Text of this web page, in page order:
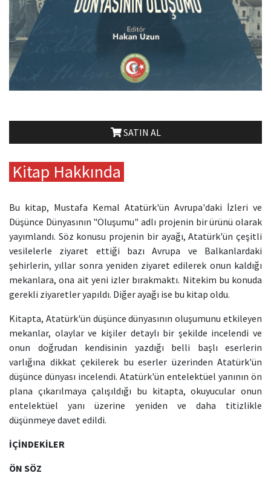
SATIN AL
Kitap Hakkında
Bu kitap, Mustafa Kemal Atatürk'ün Avrupa'daki İzleri ve
Düşünce Dünyasının "Oluşumu" adlı projenin bir ürünü olarak
yayımlandı. Söz konusu projenin bir ayağı, Atatürk'ün çeşitli
vesilelerle ziyaret ettiği bazı Avrupa ve Balkanlardaki
şehirlerin, yıllar sonra yeniden ziyaret edilerek onun kaldığı
mekanlara, ona ait yeni izler bırakmaktı. Nitekim bu konuda
gerekli ziyaretler yapıldı. Diğer ayağı ise bu kitap oldu.
Kitapta, Atatürk'ün düşünce dünyasının oluşumunu etkileyen
mekanlar, olaylar ve kişiler detaylı bir şekilde incelendi ve
onun doğrudan kendisinin yazdığı belli başlı eserlerin
varlığına dikkat çekilerek bu eserler üzerinden Atatürk'ün
düşünce dünyası incelendi. Atatürk'ün entelektüel yanının ön
plana çıkarılmaya çalışıldığı bu kitapta, okuyucular onun
entelektüel yanı üzerine yeniden ve daha titizlikle
düşünmeye davet edildi.
İÇİNDEKİLER
ÖN SÖZ